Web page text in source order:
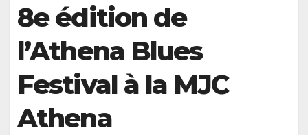
8e édition de
l’Athena Blues
Festival à la MJC
Athena